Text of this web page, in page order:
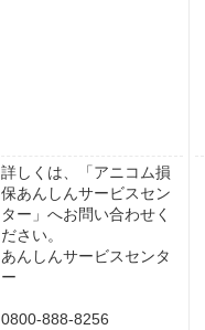
詳しくは、「アニコム損
保あんしんサービスセン
ター」へお問い合わせく
ださい。
あんしんサービスセンタ
ー
0800-888-8256